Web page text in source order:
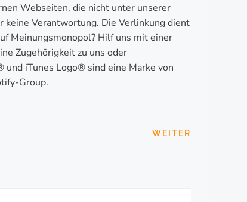
Webseiten, die nicht unter unserer
Verantwortung. Die Verlinkung dient
Meinungsmonopol? Hilf uns mit einer
Zugehörigkeit zu uns oder
iTunes Logo® sind eine Marke von
Group.
WEITER